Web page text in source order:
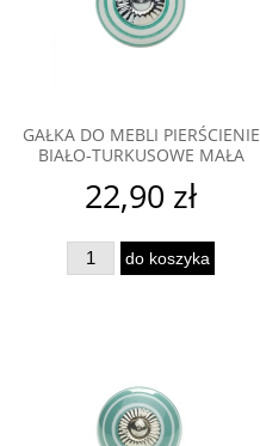
GAŁKA DO MEBLI PIERŚCIENIE
BIAŁO-TURKUSOWE MAŁA
22,90 zł
do koszyka